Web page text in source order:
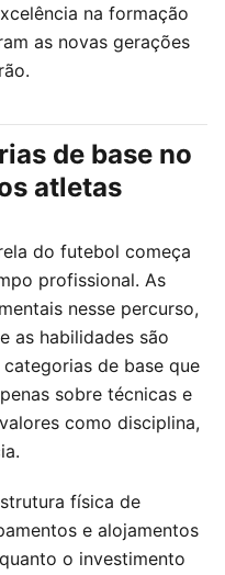
na formação
as novas gerações
de base no
atletas
do futebol começa
profissional. As
nesse percurso,
as habilidades são
de base que
sobre técnicas e
como disciplina,
física de
e alojamentos
o investimento